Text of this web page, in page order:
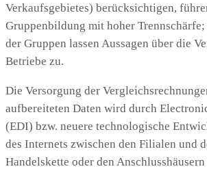
Verkaufsgebietes) berücksichtigen,
Gruppenbildung mit hoher
der Gruppen lassen Aussagen über die
Betriebe zu.
Die Versorgung der
aufbereiteten Daten wird durch
(EDI) bzw. neuere technologische
des Internets zwischen den Filialen und
Handelskette oder den